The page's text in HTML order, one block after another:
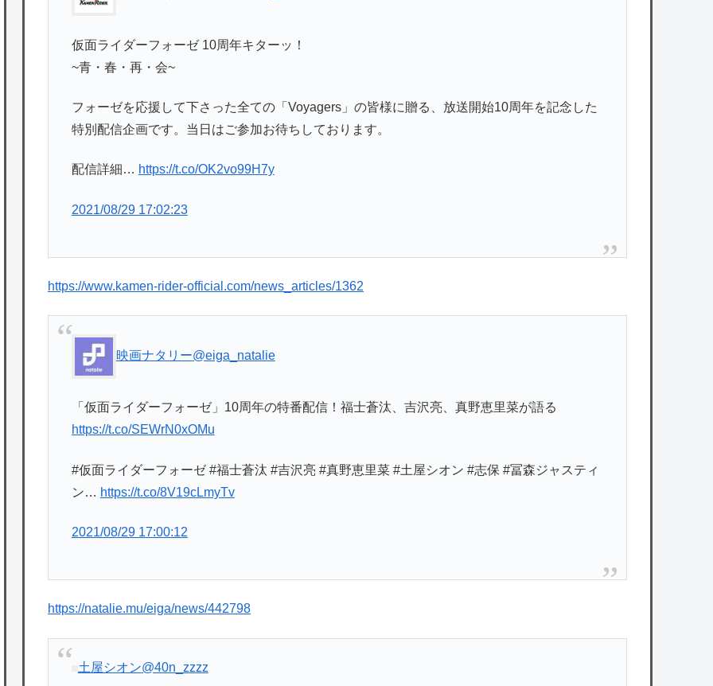
仮面ライダーフォーゼ 10周年キターッ！
~青・春・再・会~
フォーゼを応援して下さった全ての「Voyagers」の皆様に贈る、放送開始10周年を記念した
特別配信企画です。当日はご参加お待ちしております。
配信詳細… https://t.co/OK2vo99H7y
2021/08/29 17:02:23
https://www.kamen-rider-official.com/news_articles/1362
映画ナタリー@eiga_natalie
「仮面ライダーフォーゼ」10周年の特番配信！福士蒼汰、吉沢亮、真野恵里菜が語る
https://t.co/SEWrN0xOMu
#仮面ライダーフォーゼ #福士蒼汰 #吉沢亮 #真野恵里菜 #土屋シオン #志保 #冨森ジャスティ
ン… https://t.co/8V19cLmyTv
2021/08/29 17:00:12
https://natalie.mu/eiga/news/442798
土屋シオン@40n_zzzz